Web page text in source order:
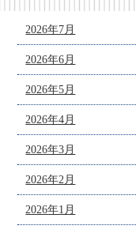
2026年7月
2026年6月
2026年5月
2026年4月
2026年3月
2026年2月
2026年1月